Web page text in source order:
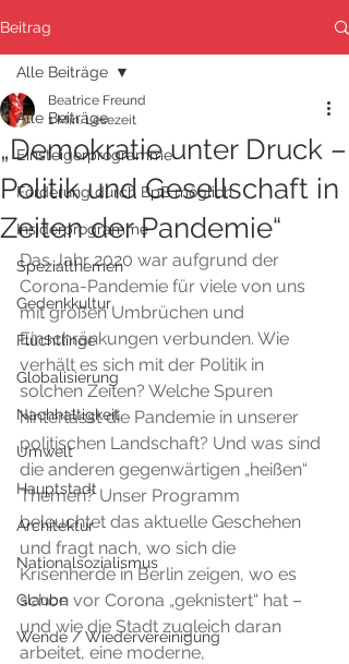
Beitrag
Alle Beiträge
Einsteigerprogramme
Förderung durch BpB möglich
Insiderprogramme
Spezialthemen
Gedenkkultur
Flüchtlinge
Globalisierung
Nachhaltigkeit
Umwelt
Hauptstadt
Architektur
Nationalsozialismus
Glaube
Wende / Wiedervereinigung
Alle Beiträge
„Demokratie unter Druck –
Politik und Gesellschaft in
Zeiten der Pandemie“
Beatrice Freund
1 Min. Lesezeit
Das Jahr 2020 war aufgrund der
Corona-Pandemie für viele von uns
mit großen Umbrüchen und
Einschränkungen verbunden. Wie
verhält es sich mit der Politik in
solchen Zeiten? Welche Spuren
hinterlässt die Pandemie in unserer
politischen Landschaft? Und was sind
die anderen gegenwärtigen „heißen“
Themen? Unser Programm
beleuchtet das aktuelle Geschehen
und fragt nach, wo sich die
Krisenherde in Berlin zeigen, wo es
schon vor Corona „geknistert“ hat –
und wie die Stadt zugleich daran
arbeitet, eine moderne,